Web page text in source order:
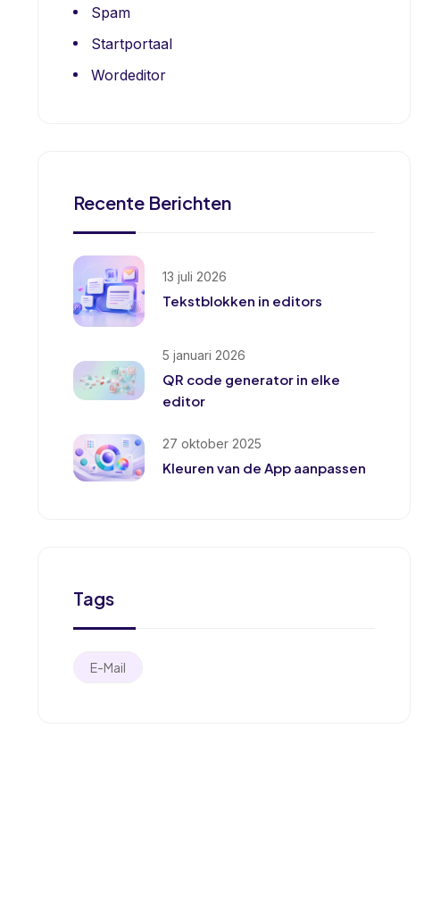
Spam
Startportaal
Wordeditor
Recente Berichten
13 juli 2026
Tekstblokken in editors
5 januari 2026
QR code generator in elke
editor
27 oktober 2025
Kleuren van de App aanpassen
Tags
E-Mail